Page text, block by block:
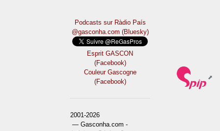
Podcasts sur Ràdio País
@gasconha.com (Bluesky)
Esprit GASCON
(Facebook)
Couleur Gascogne
(Facebook)
2001-2026
— Gasconha.com -